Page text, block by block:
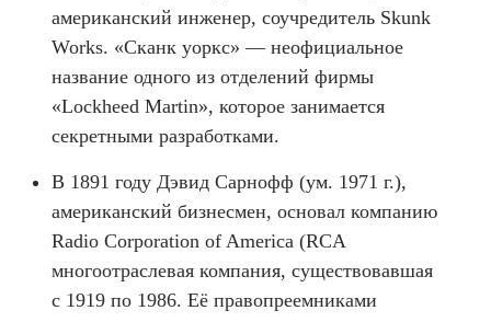
американский инженер, соучредитель Skunk
Works. «Сканк уоркс» — неофициальное
название одного из отделений фирмы
«Lockheed Martin», которое занимается
секретными разработками.
В 1891 году Дэвид Сарнофф (ум. 1971 г.),
американский бизнесмен, основал компанию
Radio Corporation of America (RCA
многоотраслевая компания, существовавшая
с 1919 по 1986. Её правопреемниками